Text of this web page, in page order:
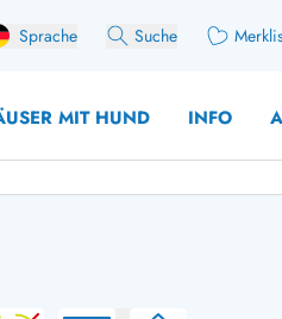
Sprache Suche
MIT HUND INFO